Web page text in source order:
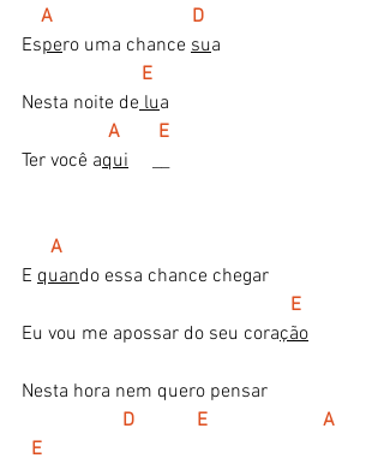
A                             D
Espero uma chance sua
  E
Nesta noite de lua
  A        E
Ter você aqui
A
E quando essa chance chegar
E
Eu vou me apossar do seu coração
Nesta hora nem quero pensar
D             E                        A
  E